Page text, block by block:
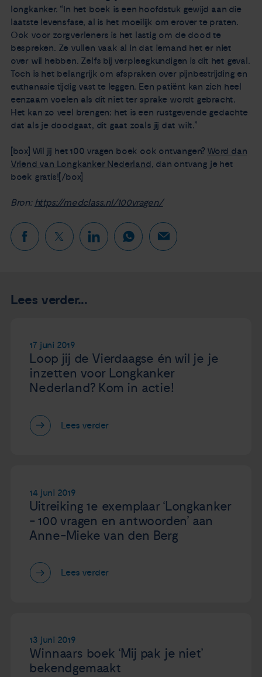
longkanker. “In het boek is een hoofdstuk gewijd aan die
laatste levensfase, al is het moeilijk om erover te praten.
Ook voor zorgverleners is het lastig om de dood te
bespreken. Ze vullen vaak al in dat iemand het er niet
over wil hebben. Zelfs bij verpleegkundigen is dit het geval.
Toch is het belangrijk om afspraken over pijnbestrijding en
euthanasie tijdig vast te leggen. Een patiënt kan zich heel
eenzaam voelen als dit niet ter sprake wordt gebracht.
Het kan zo veel brengen: het is een rustgevende gedachte
dat als je doodgaat, dit gaat zoals jij dat wilt.”
[box] Wil jij het 100 vragen boek ook ontvangen? Word dan
Vriend van Longkanker Nederland, dan ontvang je het
boek gratis![/box]
Bron: https://medclass.nl/100vragen/
Lees verder...
17 juni 2019
Loop jij de Vierdaagse én wil je je
inzetten voor Longkanker
Nederland? Kom in actie!
Lees verder
14 juni 2019
Uitreiking 1e exemplaar ‘Longkanker
- 100 vragen en antwoorden’ aan
Anne-Mieke van den Berg
Lees verder
13 juni 2019
Winnaars boek ‘Mij pak je niet’
bekendgemaakt